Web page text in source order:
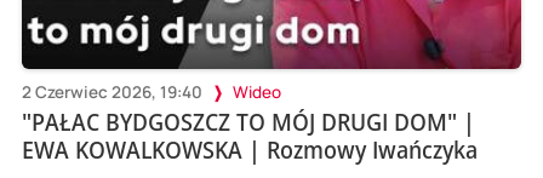
2 Czerwiec 2026, 19:40 Wideo
"PAŁAC BYDGOSZCZ TO MÓJ DRUGI DOM" |
EWA KOWALKOWSKA | Rozmowy Iwańczyka